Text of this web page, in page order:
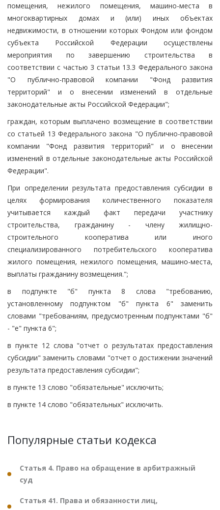
помещения, нежилого помещения, машино-места в
многоквартирных домах и (или) иных объектах
недвижимости, в отношении которых Фондом или фондом
субъекта Российской Федерации осуществлены
мероприятия по завершению строительства в
соответствии с частью 3 статьи 13.3 Федерального закона
"О публично-правовой компании "Фонд развития
территорий" и о внесении изменений в отдельные
законодательные акты Российской Федерации";
граждан, которым выплачено возмещение в соответствии
со статьей 13 Федерального закона "О публично-правовой
компании "Фонд развития территорий" и о внесении
изменений в отдельные законодательные акты Российской
Федерации".
При определении результата предоставления субсидии в
целях формирования количественного показателя
учитывается каждый факт передачи участнику
строительства, гражданину - члену жилищно-
строительного кооператива или иного
специализированного потребительского кооператива
жилого помещения, нежилого помещения, машино-места,
выплаты гражданину возмещения.";
в подпункте "б" пункта 8 слова "требованию,
установленному подпунктом "б" пункта 6" заменить
словами "требованиям, предусмотренным подпунктами "б"
- "е" пункта 6";
в пункте 12 слова "отчет о результатах предоставления
субсидии" заменить словами "отчет о достижении значений
результата предоставления субсидии";
в пункте 13 слово "обязательные" исключить;
в пункте 14 слово "обязательных" исключить.
Популярные статьи кодекса
Статья 4. Право на обращение в арбитражный
суд
Статья 41. Права и обязанности лиц,